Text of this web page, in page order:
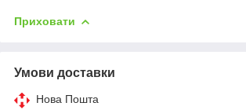
Приховати
Умови доставки
Нова Пошта